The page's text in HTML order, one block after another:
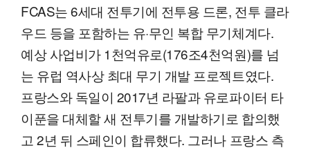
FCAS는 6세대 전투기에 전투용 드론, 전투 클라
우드 등을 포함하는 유·무인 복합 무기체계다.
예상 사업비가 1천억유로(176조4천억원)를 넘
는 유럽 역사상 최대 무기 개발 프로젝트였다.
프랑스와 독일이 2017년 라팔과 유로파이터 타
이푼을 대체할 새 전투기를 개발하기로 합의했
고 2년 뒤 스페인이 합류했다. 그러나 프랑스 측